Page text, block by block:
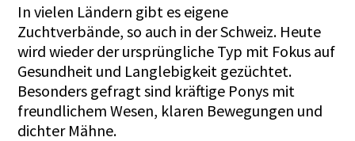
In vielen Ländern gibt es eigene
Zuchtverbände, so auch in der Schweiz. Heute
wird wieder der ursprüngliche Typ mit Fokus auf
Gesundheit und Langlebigkeit gezüchtet.
Besonders gefragt sind kräftige Ponys mit
freundlichem Wesen, klaren Bewegungen und
dichter Mähne.